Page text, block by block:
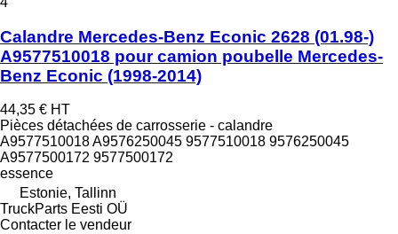
Calandre Mercedes-Benz Econic 2628 (01.98-)
A9577510018 pour camion poubelle Mercedes-
Benz Econic (1998-2014)
44,35 € HT
Pièces détachées de carrosserie - calandre
A9577510018 A9576250045 9577510018 9576250045
A9577500172 9577500172
essence
Estonie, Tallinn
TruckParts Eesti OÜ
Contacter le vendeur